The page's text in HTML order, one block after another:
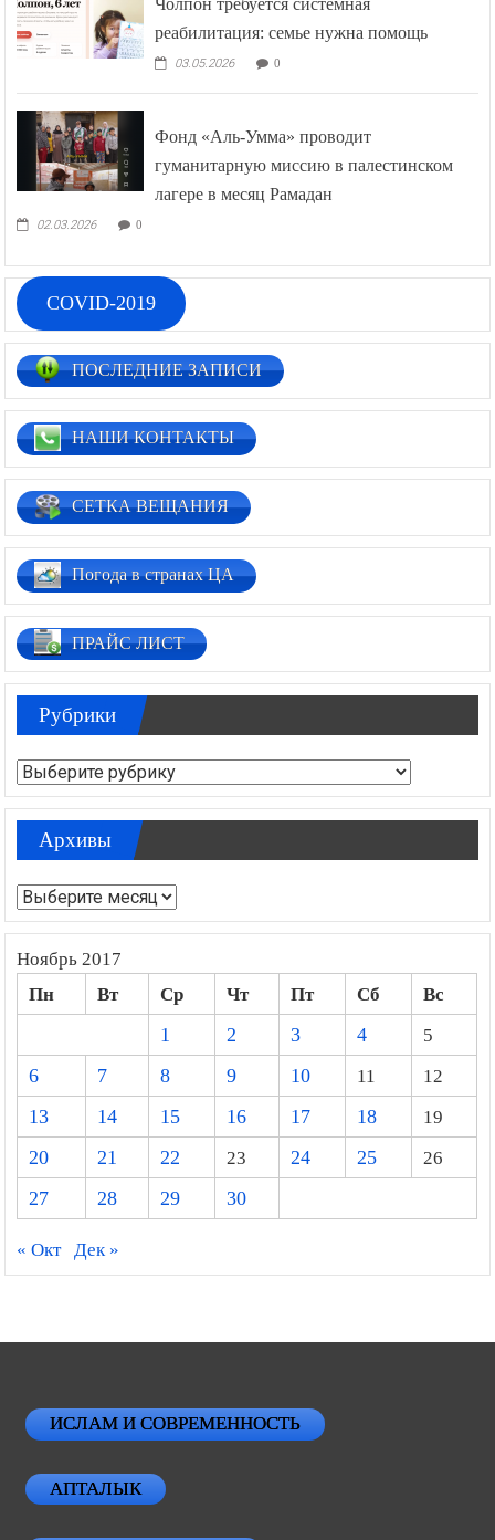
реабилитация: семье нужна помощь
03.05.2026 0
Фонд «Аль-Умма» проводит
гуманитарную миссию в палестинском
лагере в месяц Рамадан
02.03.2026 0
COVID-2019
ПОСЛЕДНИЕ ЗАПИСИ
НАШИ КОНТАКТЫ
СЕТКА ВЕЩАНИЯ
Погода в странах ЦА
ПРАЙС ЛИСТ
Рубрики
Рубрики
Архивы
Архивы
Ноябрь 2017
Пн Вт Ср Чт Пт Сб
Вс
1
2 3 4
5
6
7 8 9 10 11
12
13
14 15 16 17 18
19
20
21 22 23 24 25
26
27
28 29 30
« Окт Дек »
ИСЛАМ И СОВРЕМЕННОСТЬ
АПТАЛЫК